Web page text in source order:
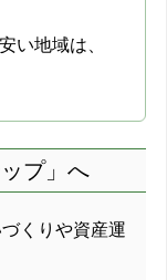
い地域は、
プ」へ
くりや資産運